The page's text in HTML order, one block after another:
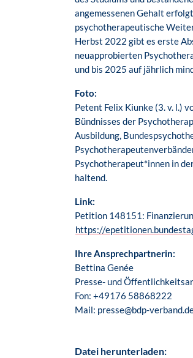
angemessenen Gehalt
psychotherapeutische
Herbst 2022 gibt es erste
neuapprobierten
und bis 2025 auf jährlich
Foto:
Petent Felix Kiunke (3. v. l.)
Bündnisses der
Ausbildung,
Psychotherapeut*innen in
haltend.
Link:
Petition 148151:
https://
Ihre Ansprechpartnerin:
Bettina Genée
Presse- und
Fon: +49176 58868222
Mail: presse@bdp-
Datei herunterladen: